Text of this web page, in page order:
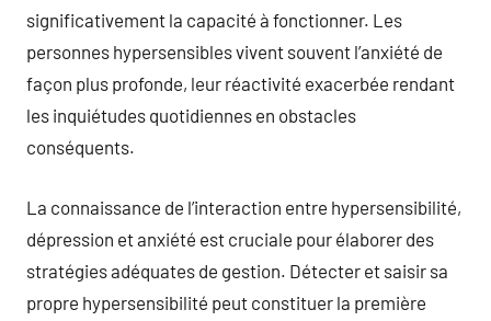
significativement la capacité à fonctionner. Les
personnes hypersensibles vivent souvent l’anxiété de
façon plus profonde, leur réactivité exacerbée rendant
les inquiétudes quotidiennes en obstacles
conséquents.
La connaissance de l’interaction entre hypersensibilité,
dépression et anxiété est cruciale pour élaborer des
stratégies adéquates de gestion. Détecter et saisir sa
propre hypersensibilité peut constituer la première